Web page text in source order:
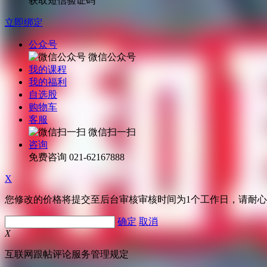
立即绑定
公众号
微信公众号
我的课程
我的福利
自选股
购物车
客服
微信扫一扫
咨询
免费咨询 021-62167888
X
您修改的价格将提交至后台审核审核时间为1个工作日，请耐
确定 取消
X
互联网跟帖评论服务管理规定